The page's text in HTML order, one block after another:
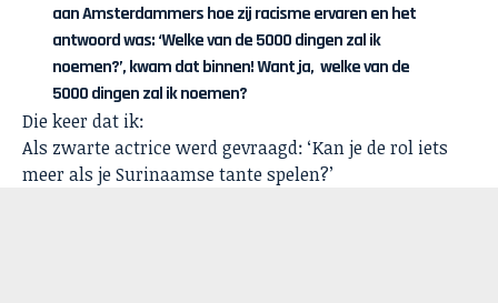
aan Amsterdammers hoe zij racisme ervaren en het
antwoord was: ‘Welke van de 5000 dingen zal ik
noemen?’, kwam dat binnen! Want ja, welke van de
5000 dingen zal ik noemen?
Die keer dat ik:
Als zwarte actrice werd gevraagd: ‘Kan je de rol iets
meer als je Surinaamse tante spelen?’